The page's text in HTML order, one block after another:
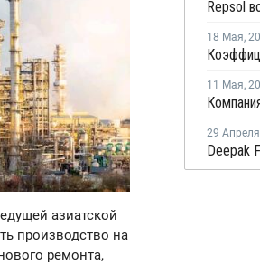
азиатской
производство на
ремонта,
18 Мая,
11 Мая,
29 Апреля